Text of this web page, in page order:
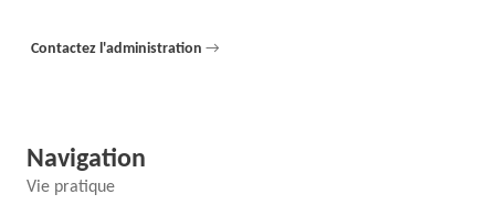
Contactez l'administration →
Navigation
Vie pratique